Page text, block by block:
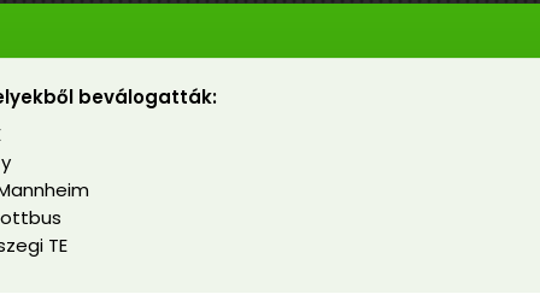
beválogatták:
TE